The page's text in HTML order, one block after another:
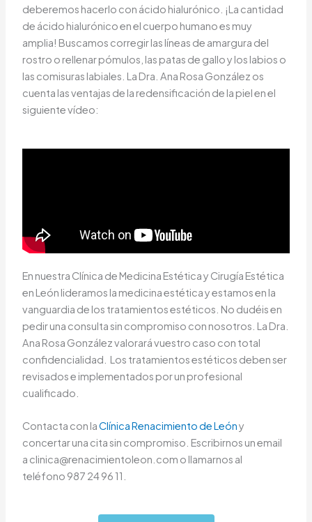
deberemos hacerlo con ácido hialurónico. ¡La cantidad
de ácido hialurónico en el cuerpo humano es muy
amplia! Buscamos corregir las líneas de amargura del
rostro o rellenar pómulos, las patas de gallo y los labios o
las comisuras labiales. La Dra. Ana Rosa González os
cuenta las ventajas de la redensificación de la piel en el
siguiente vídeo:
En nuestra Clínica de Medicina Estética y Cirugía Estética
en León lideramos la medicina estética y estamos en la
vanguardia de los tratamientos estéticos. No dudéis en
pedir una consulta sin compromiso con nosotros. La Dra.
Ana Rosa González valorará vuestro caso con total
confidencialidad. Los tratamientos estéticos deben ser
revisados e implementados por un profesional
cualificado.
Contacta con laClínica Renacimiento de Leóny
concertar una cita sin compromiso. Escribirnos un email
a clinica@renacimientoleon.com o llamarnos al
teléfono 987 24 96 11.